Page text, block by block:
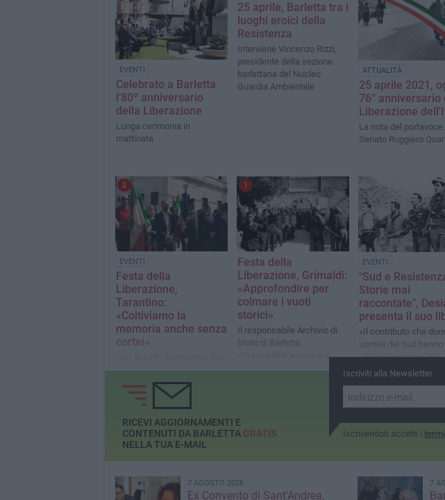
EVENTI
Celebrato a Barletta
l’80º anniversario
della Liberazione
Lunga cerimonia in
mattinata
25 aprile, Barletta tra i
luoghi eroici della
Resistenza
Interviene Vincenzo Rizzi,
presidente della sezione
barlettana del Nucleo
Guardia Ambientale
ATTUALITÀ
25 aprile 2021,
76° anniversario
Liberazione
La nota del portavoce
Senato Ruggiero
2
EVENTI
Festa della
Liberazione,
Tarantino:
«Coltiviamo la
memoria anche senza
cortei»
Sindaco di Barletta: l'ANPI
sarà in Piazza Caduti per
deporre corone al
Monumento dei caduti»
1
Festa della
Liberazione, Grimaldi:
«Approfondire per
colmare i vuoti
storici»
Il responsabile Archivio di
Stato di Barletta:
«Impossibile assegnare
un'unica colorazione politica
EVENTI
"Sud e
Storie mai
raccontate",
presenta il suo
«Il contributo che
uomini del Sud hanno
all’antifascismo, alla
Resistenza e alla Lotta
Iscriviti alla Newsletter
Iscrivendoti accetti i
RICEVI AGGIORNAMENTI E
CONTENUTI DA BARLETTA GRATIS
NELLA TUA E-MAIL
7 AGOSTO 2026
Ex Convento di Sant'Andrea,
7